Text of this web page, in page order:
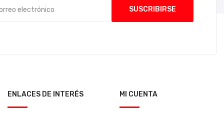
ENLACES DE INTERÉS MI CUENTA